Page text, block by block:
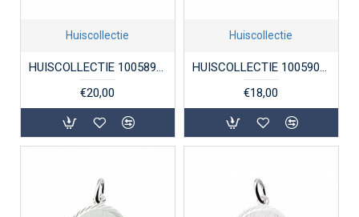
Huiscollectie
HUISCOLLECTIE 1005896 ZILVEREN GRAVEERPLAATJE HART
€20,00
Huiscollectie
HUISCOLLECTIE 1005902 ZILVEREN GRAVEERPLAATJE HARTJE
€18,00